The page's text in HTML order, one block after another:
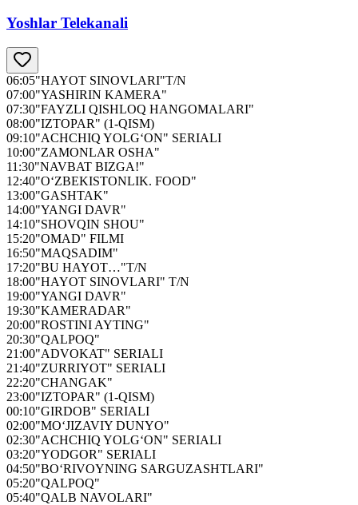
Yoshlar Telekanali
06:05"HAYOT SINOVLARI"T/N
07:00"YASHIRIN KAMERA"
07:30"FAYZLI QISHLOQ HANGOMALARI"
08:00"IZTOPAR" (1-QISM)
09:10"ACHCHIQ YOLG‘ON" SERIALI
10:00"ZAMONLAR OSHA"
11:30"NAVBAT BIZGA!"
12:40"O‘ZBEKISTONLIK. FOOD"
13:00"GASHTAK"
14:00"YANGI DAVR"
14:10"SHOVQIN SHOU"
15:20"OMAD" FILMI
16:50"MAQSADIM"
17:20"BU HAYOT…"T/N
18:00"HAYOT SINOVLARI" T/N
19:00"YANGI DAVR"
19:30"KAMERADAR"
20:00"ROSTINI AYTING"
20:30"QALPOQ"
21:00"ADVOKAT" SERIALI
21:40"ZURRIYOT" SERIALI
22:20"CHANGAK"
23:00"IZTOPAR" (1-QISM)
00:10"GIRDOB" SERIALI
02:00"MO‘JIZAVIY DUNYO"
02:30"ACHCHIQ YOLG‘ON" SERIALI
03:20"YODGOR" SERIALI
04:50"BO‘RIVOYNING SARGUZASHTLARI"
05:20"QALPOQ"
05:40"QALB NAVOLARI"